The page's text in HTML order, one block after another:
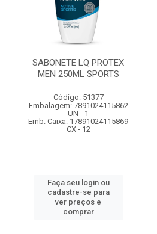
SABONETE LQ PROTEX
MEN 250ML SPORTS
Código: 51377
Embalagem: 7891024115862
UN - 1
Emb. Caixa: 17891024115869
CX - 12
Faça seu login ou
cadastre-se para
ver preços e
comprar